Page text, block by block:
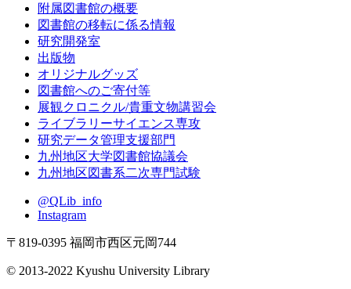
附属図書館の概要
図書館の移転に係る情報
研究開発室
出版物
オリジナルグッズ
図書館へのご寄付等
展観クロニクル/貴重文物講習会
ライブラリーサイエンス専攻
研究データ管理支援部門
九州地区大学図書館協議会
九州地区図書系二次専門試験
@QLib_info
Instagram
〒819-0395 福岡市西区元岡744
© 2013-2022 Kyushu University Library